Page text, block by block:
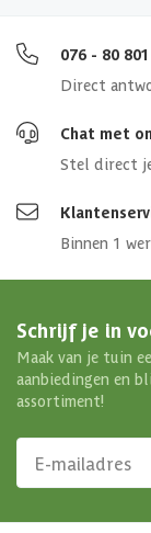
076 - 80
Direct
Chat met
Stel direct
Binnen 1
Schrijf je in
Maak van je tuin
aanbiedingen en
assortiment!